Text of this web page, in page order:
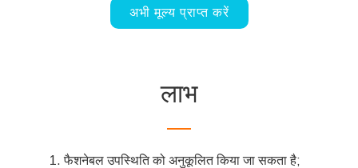
अभी मूल्य प्राप्त करें
लाभ
फैशनेबल उपस्थिति को अनुकूलित किया जा सकता है;